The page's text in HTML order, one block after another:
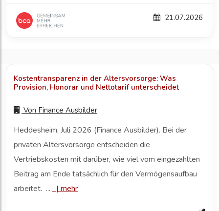
21.07.2026
Kostentransparenz in der Altersvorsorge: Was
Provision, Honorar und Nettotarif unterscheidet
Von Finance Ausbilder
Heddesheim, Juli 2026 (Finance Ausbilder). Bei der
privaten Altersvorsorge entscheiden die
Vertriebskosten mit darüber, wie viel vom eingezahlten
Beitrag am Ende tatsächlich für den Vermögensaufbau
arbeitet. ...
| mehr